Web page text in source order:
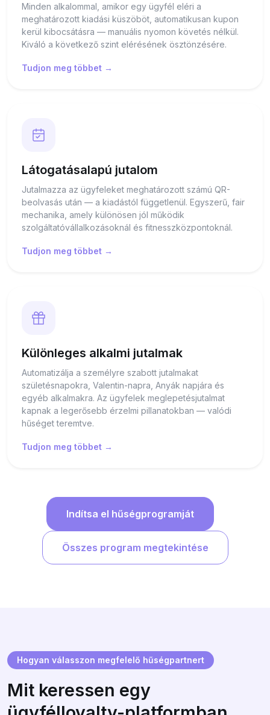
Minden alkalommal, amikor egy ügyfél eléri a
meghatározott kiadási küszöböt, automatikusan kupon
kerül kibocsátásra — manuális nyomon követés nélkül.
Kiváló a következő szint elérésének ösztönzésére.
Tudjon meg többet →
Látogatásalapú jutalom
Jutalmazza az ügyfeleket meghatározott számú QR-
beolvasás után — a kiadástól függetlenül. Egyszerű, fair
mechanika, amely különösen jól működik
szolgáltatóvállalkozásoknál és fitnesszközpontoknál.
Tudjon meg többet →
Különleges alkalmi jutalmak
Automatizálja a személyre szabott jutalmakat
születésnapokra, Valentin-napra, Anyák napjára és
egyéb alkalmakra. Az ügyfelek meglepetésjutalmat
kapnak a legerősebb érzelmi pillanatokban — valódi
hűséget teremtve.
Tudjon meg többet →
Indítsa el hűségprogramját
Összes program megtekintése
Hogyan válasszon megfelelő hűségpartnert
Mit keressen egy